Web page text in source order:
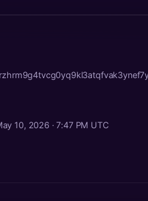
10, 2026 · 7:47 PM UTC